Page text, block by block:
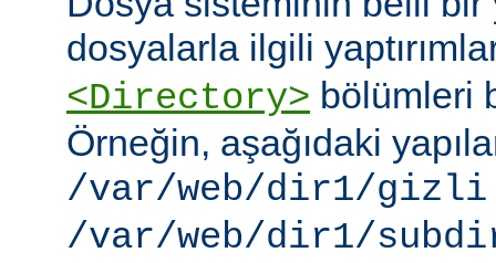
dosyalarla ilgili
<Directory> bölümleri
Örneğin, aşağıdaki
/var/web/dir1/
/var/web/dir1/